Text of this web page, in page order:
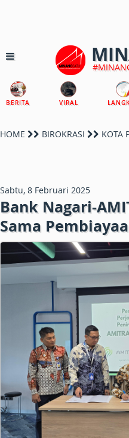
BERITA VIRAL
HOME BIROKRASI KOTA
Sabtu, 8 Februari 2025
Bank Nagari-
Sama